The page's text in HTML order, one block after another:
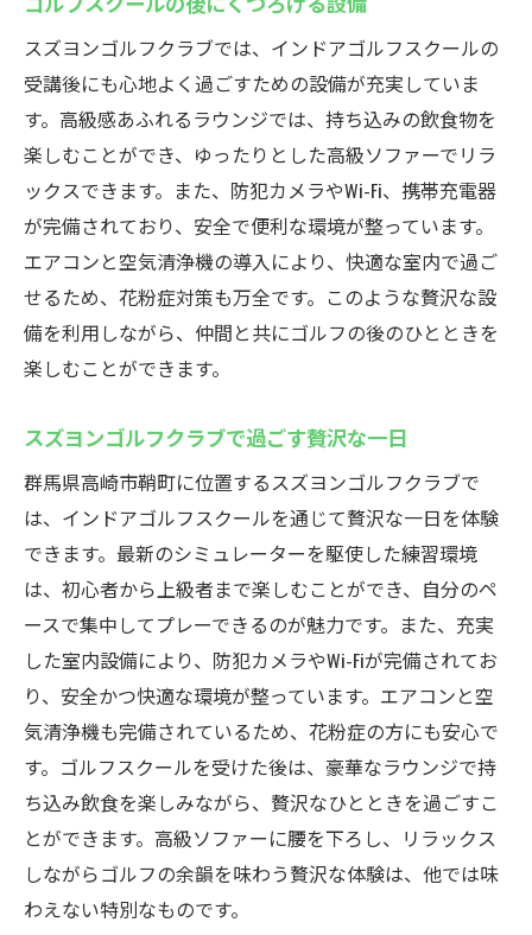
スズヨンゴルフクラブでは、インドアゴルフスクールの
受講後にも心地よく過ごすための設備が充実していま
す。高級感あふれるラウンジでは、持ち込みの飲食物を
楽しむことができ、ゆったりとした高級ソファーでリラ
ックスできます。また、防犯カメラやWi-Fi、携帯充電器
が完備されており、安全で便利な環境が整っています。
エアコンと空気清浄機の導入により、快適な室内で過ご
せるため、花粉症対策も万全です。このような贅沢な設
備を利用しながら、仲間と共にゴルフの後のひとときを
楽しむことができます。
スズヨンゴルフクラブで過ごす贅沢な一日
群馬県高崎市鞘町に位置するスズヨンゴルフクラブで
は、インドアゴルフスクールを通じて贅沢な一日を体験
できます。最新のシミュレーターを駆使した練習環境
は、初心者から上級者まで楽しむことができ、自分のペ
ースで集中してプレーできるのが魅力です。また、充実
した室内設備により、防犯カメラやWi-Fiが完備されてお
り、安全かつ快適な環境が整っています。エアコンと空
気清浄機も完備されているため、花粉症の方にも安心で
す。ゴルフスクールを受けた後は、豪華なラウンジで持
ち込み飲食を楽しみながら、贅沢なひとときを過ごすこ
とができます。高級ソファーに腰を下ろし、リラックス
しながらゴルフの余韻を味わう贅沢な体験は、他では味
わえない特別なものです。